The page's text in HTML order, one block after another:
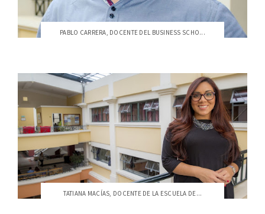
PABLO CARRERA, DOCENTE DEL BUSINESS SCHO...
TATIANA MACÍAS, DOCENTE DE LA ESCUELA DE...